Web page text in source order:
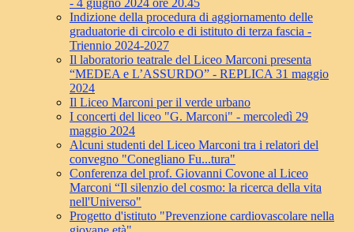
- 4 giugno 2024 ore 20.45
Indizione della procedura di aggiornamento delle
graduatorie di circolo e di istituto di terza fascia -
Triennio 2024-2027
Il laboratorio teatrale del Liceo Marconi presenta
“MEDEA e L’ASSURDO” - REPLICA 31 maggio
2024
Il Liceo Marconi per il verde urbano
I concerti del liceo "G. Marconi" - mercoledì 29
maggio 2024
Alcuni studenti del Liceo Marconi tra i relatori del
convegno "Conegliano Fu...tura"
Conferenza del prof. Giovanni Covone al Liceo
Marconi “Il silenzio del cosmo: la ricerca della vita
nell'Universo"
Progetto d'istituto "Prevenzione cardiovascolare nella